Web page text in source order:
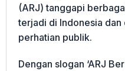
(ARJ) tanggapi
terjadi di Indonesia dan
perhatian publik.
Dengan slogan ‘ARJ